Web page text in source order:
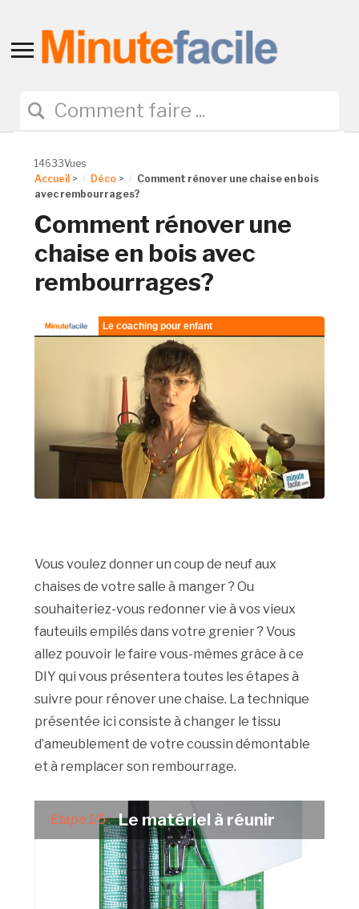
Toggle
navigation
14633Vues
Accueil > Déco >
Comment rénover une chaise en bois
avec rembourrages?
Comment rénover une
chaise en bois avec
rembourrages?
Vous voulez donner un coup de neuf aux
chaises de votre salle à manger ? Ou
souhaiteriez-vous redonner vie à vos vieux
fauteuils empilés dans votre grenier ? Vous
allez pouvoir le faire vous-mêmes grâce à ce
DIY qui vous présentera toutes les étapes à
suivre pour rénover une chaise. La technique
présentée ici consiste à changer le tissu
d’ameublement de votre coussin démontable
et à remplacer son rembourrage.
Etape 1/5 : Le matériel à réunir